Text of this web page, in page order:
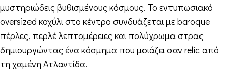
μυστηριώδεις βυθισμένους κόσμους. Το εντυπωσιακό
oversized κοχύλι στο κέντρο συνδυάζεται με baroque
πέρλες, περλέ λεπτομέρειες και πολύχρωμα στρας
δημιουργώντας ένα κόσμημα που μοιάζει σαν relic από
τη χαμένη Ατλαντίδα.